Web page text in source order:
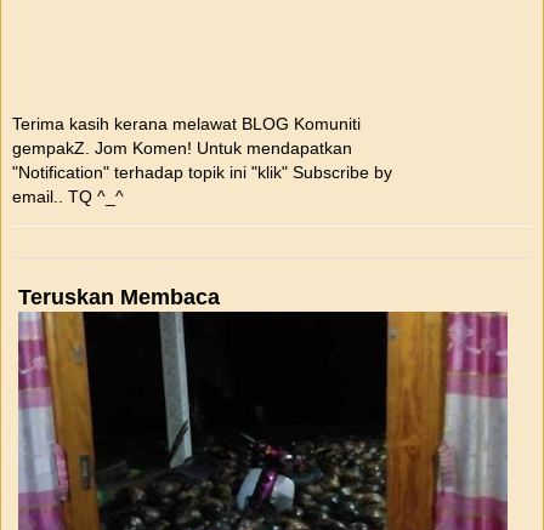
Terima kasih kerana melawat BLOG Komuniti
gempakZ. Jom Komen! Untuk mendapatkan
"Notification" terhadap topik ini "klik" Subscribe by
email.. TQ ^_^
Teruskan Membaca